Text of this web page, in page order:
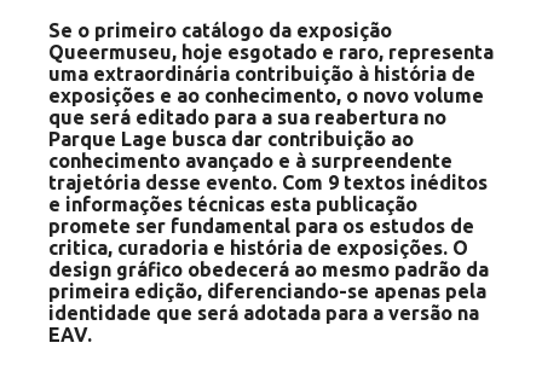
Se o primeiro catálogo da exposição
Queermuseu, hoje esgotado e raro, representa
uma extraordinária contribuição à história de
exposições e ao conhecimento, o novo volume
que será editado para a sua reabertura no
Parque Lage busca dar contribuição ao
conhecimento avançado e à surpreendente
trajetória desse evento. Com 9 textos inéditos
e informações técnicas esta publicação
promete ser fundamental para os estudos de
critica, curadoria e história de exposições. O
design gráfico obedecerá ao mesmo padrão da
primeira edição, diferenciando-se apenas pela
identidade que será adotada para a versão na
EAV.